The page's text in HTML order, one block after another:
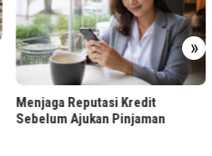
»
Menjaga Reputasi Kredit
Sebelum Ajukan Pinjaman